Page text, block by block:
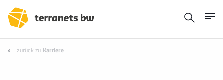
zurück zu Karriere